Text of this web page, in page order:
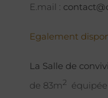
E.mail :
Egalement
La Salle de
de 83m2